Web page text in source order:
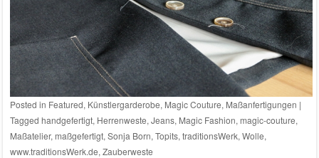
Posted in Featured, Künstlergarderobe, Magic Couture, Maßanfertigungen |
Tagged handgefertigt, Herrenweste, Jeans, Magic Fashion, magic-couture,
Maßatelier, maßgefertigt, Sonja Born, Topits, traditionsWerk, Wolle,
www.traditionsWerk.de, Zauberweste